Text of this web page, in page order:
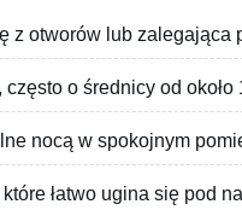
z otworów lub zalegająca
o średnicy od
nocą w spokojnym
łatwo ugina się pod